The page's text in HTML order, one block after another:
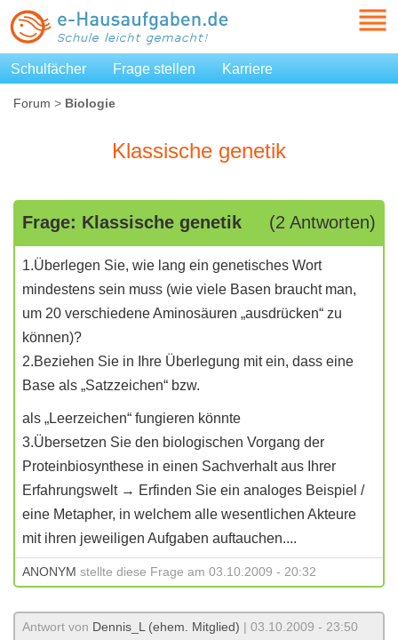
Schulfächer Frage stellen Karriere
Forum > Biologie
Klassische genetik
Frage: Klassische genetik (2 Antworten)
1.Überlegen Sie, wie lang ein genetisches Wort
mindestens sein muss (wie viele Basen braucht man,
um 20 verschiedene Aminosäuren „ausdrücken“ zu
können)?
2.Beziehen Sie in Ihre Überlegung mit ein, dass eine
Base als „Satzzeichen“ bzw.
als „Leerzeichen“ fungieren könnte
3.Übersetzen Sie den biologischen Vorgang der
Proteinbiosynthese in einen Sachverhalt aus Ihrer
Erfahrungswelt → Erfinden Sie ein analoges Beispiel /
eine Metapher, in welchem alle wesentlichen Akteure
mit ihren jeweiligen Aufgaben auftauchen....
ANONYM stellte diese Frage am 03.10.2009 - 20:32
Antwort von Dennis_L (ehem. Mitglied) | 03.10.2009 - 23:50